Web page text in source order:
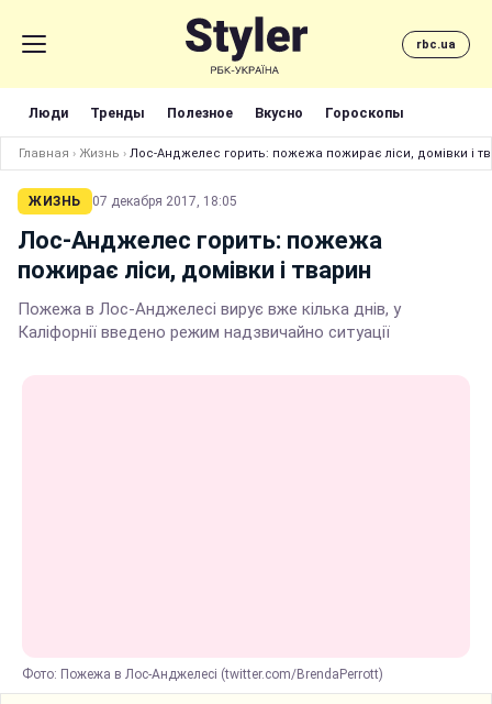
rbc.ua
Люди Тренды Полезное Вкусно Гороскопы
Главная › Жизнь › Лос-Анджелес горить: пожежа пожирає ліси, домівки і
ЖИЗНЬ 07 декабря 2017, 18:05
Лос-Анджелес горить: пожежа
пожирає ліси, домівки і тварин
Пожежа в Лос-Анджелесі вирує вже кілька днів, у
Каліфорнії введено режим надзвичайно ситуації
Фото: Пожежа в Лос-Анджелесі (twitter.com/BrendaPerrott)